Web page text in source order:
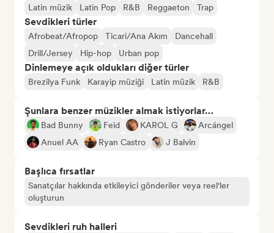
Latin müzik Latin Pop R&B Reggaeton Trap
Sevdikleri türler
Afrobeat/Afropop Ticari/Ana Akım
Dancehall
Drill/Jersey
Hip-hop Urban pop
Dinlemeye açık oldukları diğer türler
Brezilya Funk Karayip müziği Latin müzik R&B
Şunlara benzer müzikler almak istiyorlar…
Bad Bunny Feid KAROL G
Arcángel
Anuel AA
Ryan Castro J Balvin
Başlıca fırsatlar
Sanatçılar hakkında etkileyici gönderiler veya reel'ler
oluşturun
Sevdikleri ruh halleri